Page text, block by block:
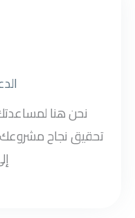
نحن هنا
تحقيق نجاح